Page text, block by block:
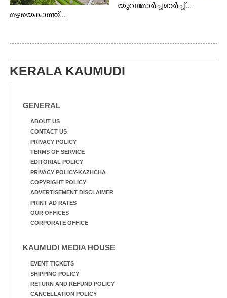
മഴയെകാത്ത്...
യുവമോർച്ചമാർച്ച്...
KERALA KAUMUDI
GENERAL
ABOUT US
CONTACT US
PRIVACY POLICY
TERMS OF SERVICE
EDITORIAL POLICY
PRIVACY POLICY-KAZHCHA
COPYRIGHT POLICY
ADVERTISEMENT DISCLAIMER
PRINT AD RATES
OUR OFFICES
CORPORATE OFFICE
KAUMUDI MEDIA HOUSE
EVENT TICKETS
SHIPPING POLICY
RETURN AND REFUND POLICY
CANCELLATION POLICY